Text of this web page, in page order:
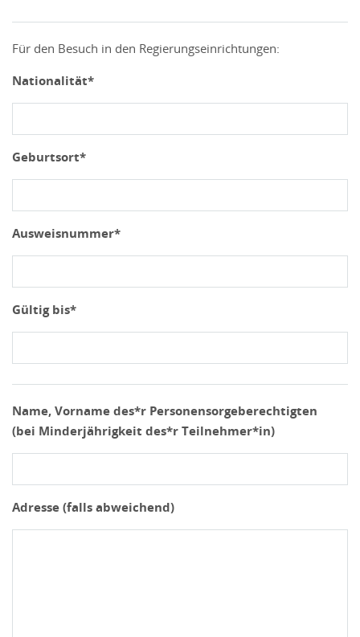
Für den Besuch in den Regierungseinrichtungen:
Nationalität*
Geburtsort*
Ausweisnummer*
Gültig bis*
Name, Vorname des*r Personensorgeberechtigten
(bei Minderjährigkeit des*r Teilnehmer*in)
Adresse (falls abweichend)